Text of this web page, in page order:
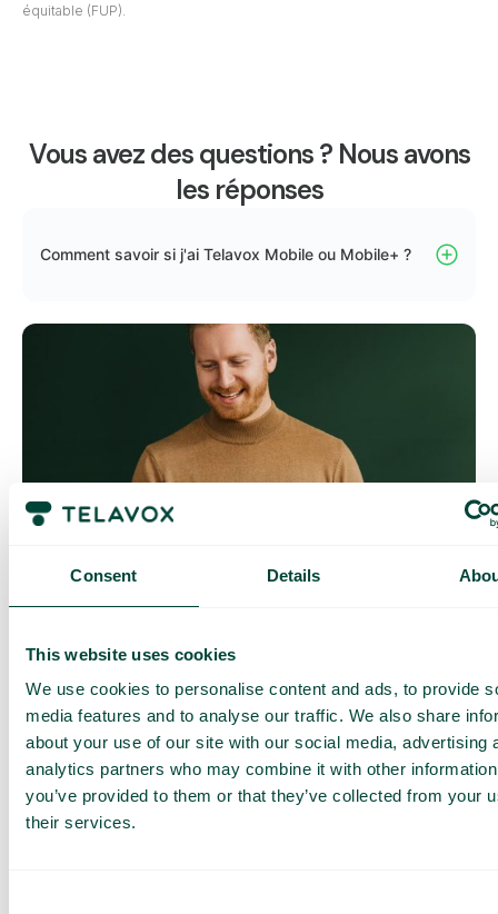
Consent Details
This website uses cookies
We use cookies to personalise content and ads, to provide
media features and to analyse our traffic. We also share
about your use of our site with our social media, advertising
analytics partners who may combine it with other
you’ve provided to them or that they’ve collected from your
their services.
équitable (FUP).
Vous avez des questions ? Nous avons
les réponses
Comment savoir si j'ai Telavox Mobile ou Mobile+ ?
mieux contrôler vos coûts quotidiens lorsque vous surfez en
dehors de l’UE/EEE.
maximal prédéterminé. Une fois que vous avez consommé
cette quantité de data, vous recevez un SMS et avez la
possibilité d’acheter plus de data si nécessaire.
Comment ça marche